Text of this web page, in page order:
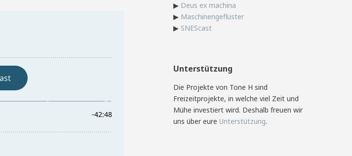
▶ Deus ex machina
▶ Maschinengeflüster
▶ SNEScast
Unterstützung
Die Projekte von Tone H sind
Freizeitprojekte, in welche viel Zeit und
Mühe investiert wird. Deshalb freuen wir
uns über eure Unterstützung.